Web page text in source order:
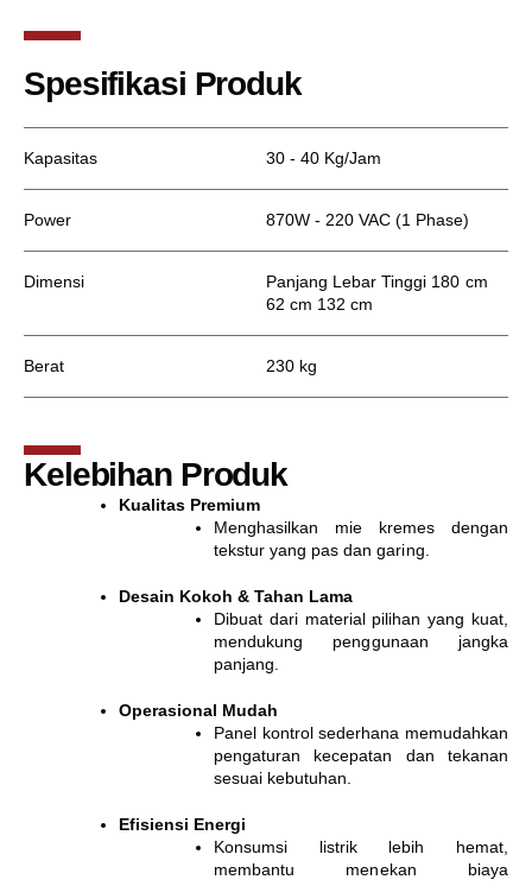
Spesifikasi Produk
Kapasitas 30 - 40 Kg/Jam
Power 870W - 220 VAC (1 Phase)
Dimensi
Panjang Lebar Tinggi 180 cm
62 cm 132 cm
Berat 230 kg
Kelebihan Produk
Kualitas Premium
Menghasilkan mie kremes dengan
tekstur yang pas dan garing.
Desain Kokoh & Tahan Lama
Dibuat dari material pilihan yang kuat,
mendukung penggunaan jangka
panjang.
Operasional Mudah
Panel kontrol sederhana memudahkan
pengaturan kecepatan dan tekanan
sesuai kebutuhan.
Efisiensi Energi
Konsumsi listrik lebih hemat,
membantu menekan biaya